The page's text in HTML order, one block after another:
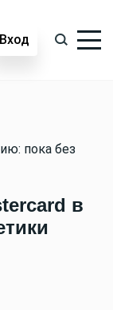
Вход
пока без
в